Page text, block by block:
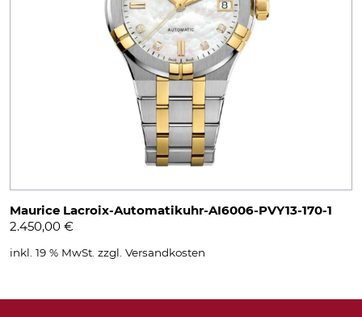
Maurice Lacroix-Automatikuhr-AI6006-PVY13-170-1
2.450,00 €
inkl. 19 % MwSt. zzgl. Versandkosten